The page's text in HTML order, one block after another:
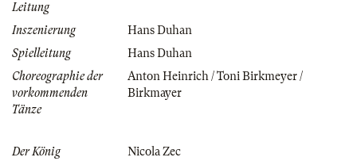
Leitung
Inszenierung
Hans Duhan
Spielleitung
Hans Duhan
Choreographie der
vorkommenden
Tänze
Anton Heinrich / Toni Birkmeyer /
Birkmayer
Der König
Nicola Zec